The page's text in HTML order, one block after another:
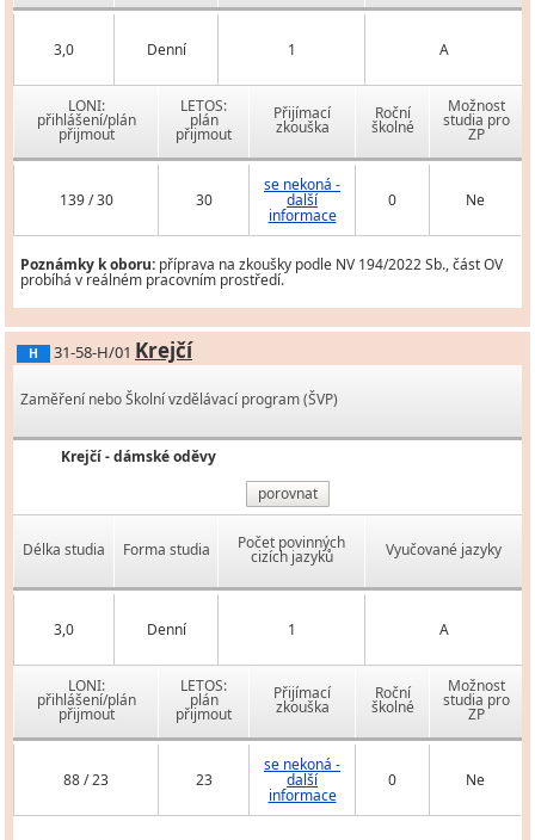
3,0 Denní 1 A
LONI:
přihlášení/plán
přijmout
LETOS:
plán
přijmout
Přijímací
zkouška
Roční
školné
Možnost
studia pro
ZP
139 / 30 30
se nekoná -
další
informace
0 Ne
Poznámky k oboru: příprava na zkoušky podle NV 194/2022 Sb., část OV
probíhá v reálném pracovním prostředí.
H 31-58-H/01 Krejčí
Zaměření nebo Školní vzdělávací program (ŠVP)
Krejčí - dámské oděvy
porovnat
Délka studia Forma studia Počet povinných
cizích jazyků Vyučované jazyky
3,0 Denní 1 A
LONI:
přihlášení/plán
přijmout
LETOS:
plán
přijmout
Přijímací
zkouška
Roční
školné
Možnost
studia pro
ZP
88 / 23 23
se nekoná -
další
informace
0 Ne